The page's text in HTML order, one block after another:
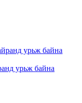
урьж байна